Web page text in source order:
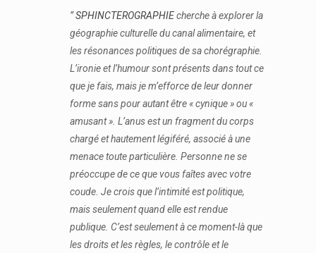
”SPHINCTEROGRAPHIEcherche à explorer la
géographie culturelle du canal alimentaire, et
les résonances politiques de sa chorégraphie.
L’ironie et l’humour sont présents dans tout ce
que je fais, mais je m’efforce de leur donner
forme sans pour autant être « cynique » ou «
amusant ». L’anus est un fragment du corps
chargé et hautement légiféré, associé à une
menace toute particulière. Personne ne se
préoccupe de ce que vous faîtes avec votre
coude. Je crois que l’intimité est politique,
mais seulement quand elle est rendue
publique. C’est seulement à ce moment-là que
les droits et les règles, le contrôle et le